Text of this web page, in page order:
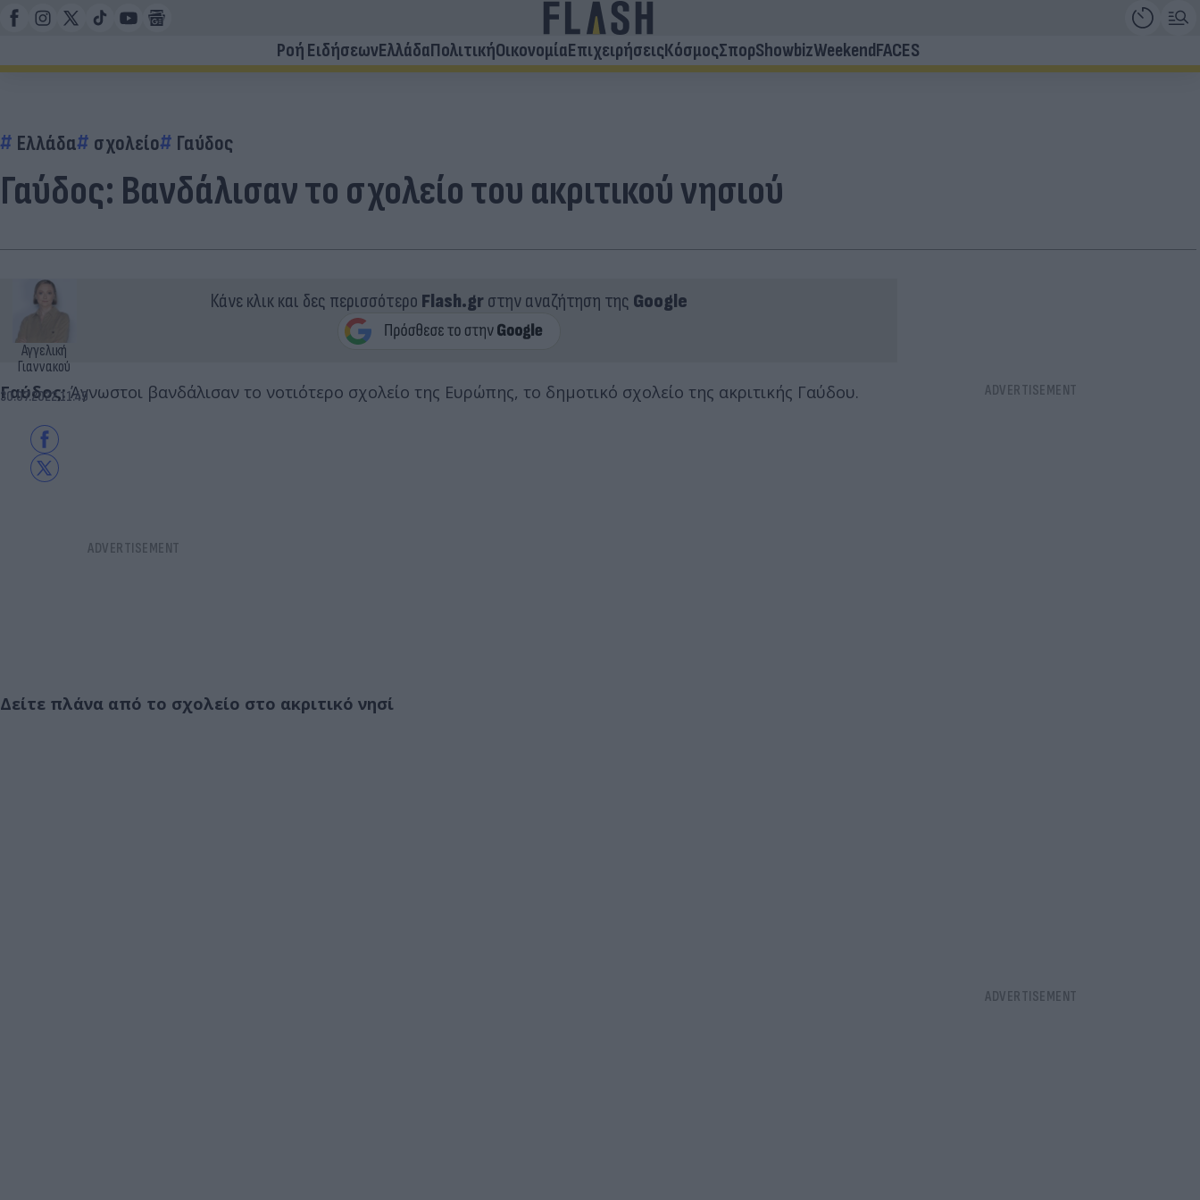
Ροή ΕιδήσεωνΕλλάδαΠολιτικήΟικονομίαΕπιχειρήσειςΚόσμοςΣπορShowbizWeekendFACES
Ελλάδα σχολείο Γαύδος
Γαύδος: Βανδάλισαν το σχολείο του ακριτικού νησιού
Αγγελική
Γιαννακού
30.07.2022 11:49
Κάνε κλικ και δες περισσότερο Flash.grστην αναζήτηση της Google
Γαύδος:Άγνωστοι βανδάλισαν το νοτιότερο σχολείο της Ευρώπης, το δημοτικό σχολείο της ακριτικής Γαύδου.
Δείτε πλάνα από το σχολείο στο ακριτικό νησί